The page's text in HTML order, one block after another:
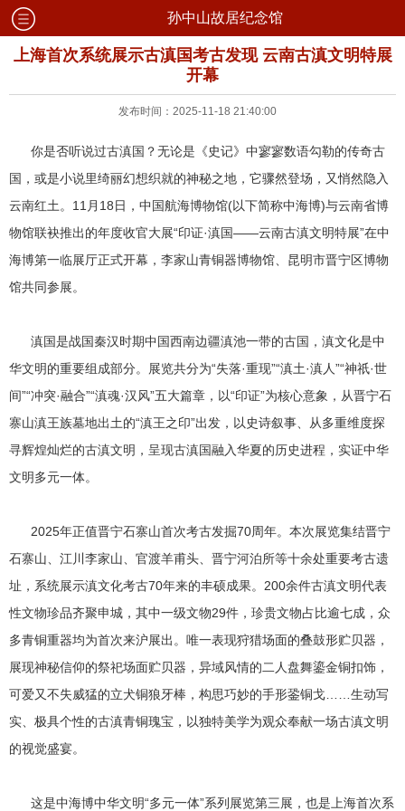
孙中山故居纪念馆
上海首次系统展示古滇国考古发现 云南古滇文明特展
开幕
发布时间：2025-11-18 21:40:00
你是否听说过古滇国？无论是《史记》中寥寥数语勾勒的传奇古
国，或是小说里绮丽幻想织就的神秘之地，它骤然登场，又悄然隐入
云南红土。11月18日，中国航海博物馆(以下简称中海博)与云南省博
物馆联袂推出的年度收官大展“印证·滇国——云南古滇文明特展”在中
海博第一临展厅正式开幕，李家山青铜器博物馆、昆明市晋宁区博物
馆共同参展。
滇国是战国秦汉时期中国西南边疆滇池一带的古国，滇文化是中
华文明的重要组成部分。展览共分为“失落·重现”“滇土·滇人”“神祇·世
间”“冲突·融合”“滇魂·汉风”五大篇章，以“印证”为核心意象，从晋宁石
寨山滇王族墓地出土的“滇王之印”出发，以史诗叙事、从多重维度探
寻辉煌灿烂的古滇文明，呈现古滇国融入华夏的历史进程，实证中华
文明多元一体。
2025年正值晋宁石寨山首次考古发掘70周年。本次展览集结晋宁
石寨山、江川李家山、官渡羊甫头、晋宁河泊所等十余处重要考古遗
址，系统展示滇文化考古70年来的丰硕成果。200余件古滇文明代表
性文物珍品齐聚申城，其中一级文物29件，珍贵文物占比逾七成，众
多青铜重器均为首次来沪展出。唯一表现狩猎场面的叠鼓形贮贝器，
展现神秘信仰的祭祀场面贮贝器，异域风情的二人盘舞鎏金铜扣饰，
可爱又不失威猛的立犬铜狼牙棒，构思巧妙的手形銎铜戈……生动写
实、极具个性的古滇青铜瑰宝，以独特美学为观众奉献一场古滇文明
的视觉盛宴。
这是中海博中华文明“多元一体”系列展览第三展，也是上海首次系